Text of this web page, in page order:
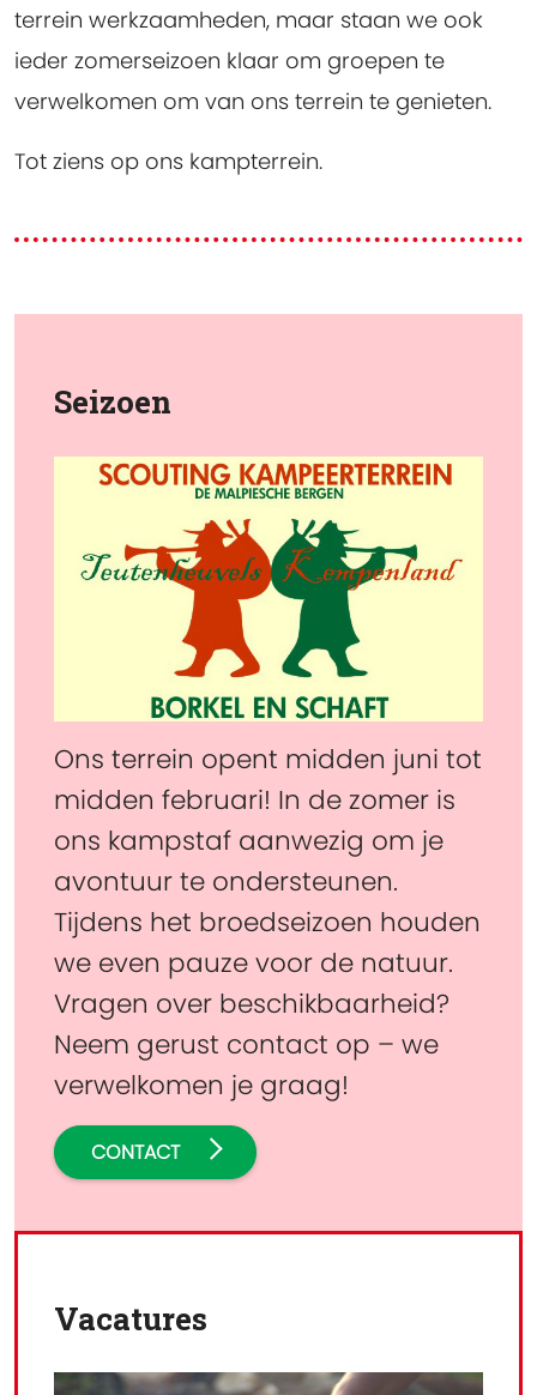
terrein werkzaamheden, maar staan we ook
ieder zomerseizoen klaar om groepen te
verwelkomen om van ons terrein te genieten.
Tot ziens op ons kampterrein.
Seizoen
Ons terrein opent midden juni tot
midden februari! In de zomer is
ons kampstaf aanwezig om je
avontuur te ondersteunen.
Tijdens het broedseizoen houden
we even pauze voor de natuur.
Vragen over beschikbaarheid?
Neem gerust contact op – we
verwelkomen je graag!
CONTACT
Vacatures